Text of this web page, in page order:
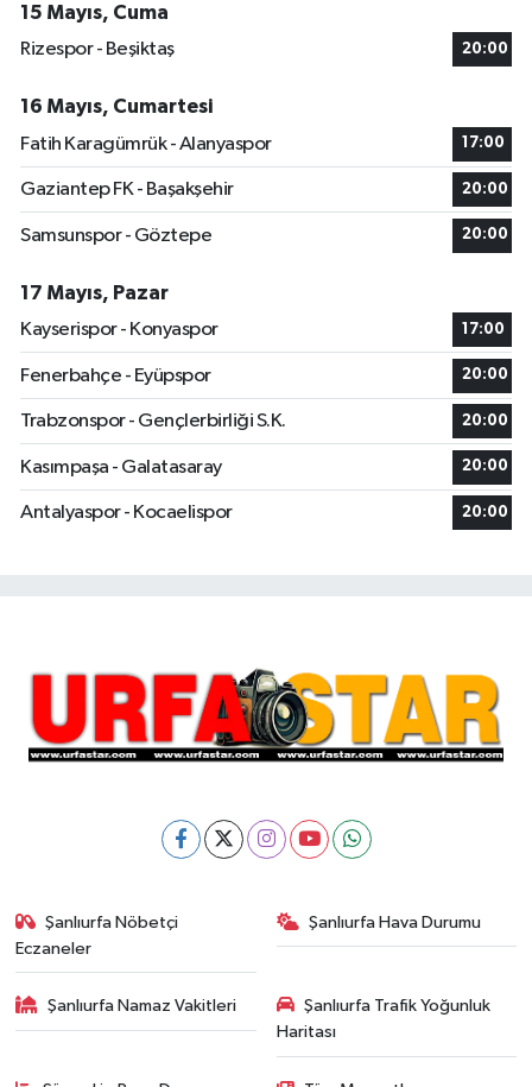
15 Mayıs, Cuma
Rizespor - Beşiktaş
20:00
16 Mayıs, Cumartesi
Fatih Karagümrük - Alanyaspor
17:00
Gaziantep FK - Başakşehir 20:00
Samsunspor - Göztepe 20:00
17 Mayıs, Pazar
Kayserispor - Konyaspor
17:00
Fenerbahçe - Eyüpspor 20:00
Trabzonspor - Gençlerbirliği S.K. 20:00
Kasımpaşa - Galatasaray 20:00
Antalyaspor - Kocaelispor 20:00
Şanlıurfa Nöbetçi
Eczaneler
Şanlıurfa Hava Durumu
Şanlıurfa Namaz Vakitleri
Şanlıurfa Trafik Yoğunluk
Haritası